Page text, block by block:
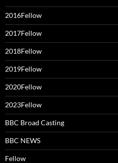
2016Fellow
2017Fellow
2018Fellow
2019Fellow
2020Fellow
2023Fellow
BBC Broad Casting
BBC NEWS
Fellow